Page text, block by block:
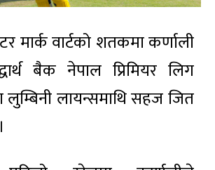
मार्क वार्टको शतकमा कर्णाली
बैक नेपाल प्रिमियर लिग
लुम्बिनी लायन्समाथि सहज जित